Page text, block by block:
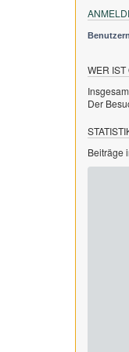
WER IST
Der
Beiträge